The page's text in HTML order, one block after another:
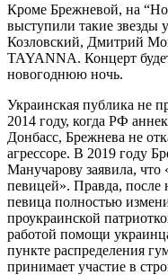
Кроме Брежневой, на
выступили такие звезды
Козловский, Дмитрий
TAYANNA. Концерт
новогоднюю ночь.
Украинская публика не
2014 году, когда РФ
Донбасс, Брежнева не
агрессоре. В 2019 году
Манучарову заявила, что
певицей». Правда, после
певица полностью
проукраинской
работой помощи
пункте распределения
принимает участие в